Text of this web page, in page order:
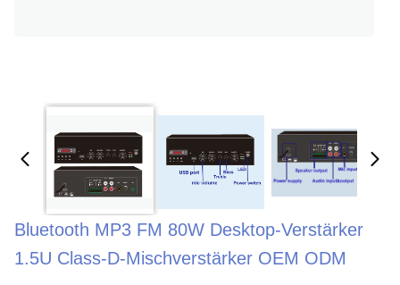
Bluetooth MP3 FM 80W Desktop-Verstärker
1.5U Class-D-Mischverstärker OEM ODM